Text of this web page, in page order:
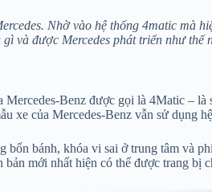
Nhờ vào hệ thống 4matic mà
và được Mercedes phát triển như thế
Benz được gọi là 4Matic –
xe của Mercedes-Benz vẫn sử dụng
bánh, khóa vi sai ở trung tâm và
mới nhất hiện có thể được trang